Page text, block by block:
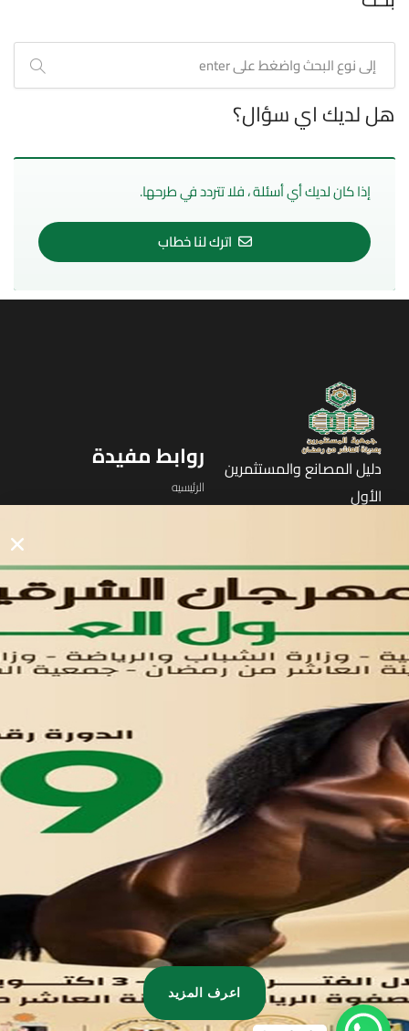
هل لديك اي سؤال؟
إذا كان لديك أي أسئلة ، فلا تتردد في طرحها.
اترك لنا خطاب
دليل المصانع والمستثمرين
الأول
روابط مفيدة
الرئيسيه
اتصل بنا
تواصل معنا
مدينة العاشر من رمضان
01221020029
055-4494429
055-4494406
055-4494414
info.triaeg@yahoo.com
info@triaeg-guide.com
اعرف المزيد